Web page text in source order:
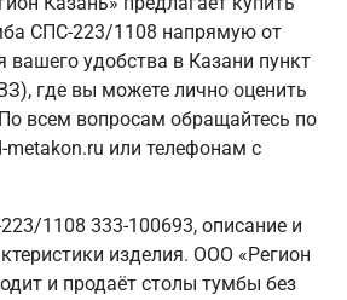
СПС-223/1108 напрямую от
вашего удобства в Казани пункт
где вы можете лично оценить
всем вопросам обращайтесь по
metakon.ru или телефонам с
1108 333-100693, описание и
изделия. ООО «Регион
и продаёт столы тумбы без